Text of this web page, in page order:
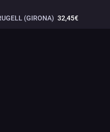
(GIRONA) 32,45€